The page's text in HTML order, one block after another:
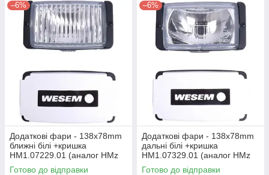
–6%
Додаткові фари - 138х78mm
ближні білі +кришка
HM1.07229.01 (аналог НМz
080.31) "WESEM" (1шт./уп.)
Готово до відправки
–6%
Додаткові фари - 138х78mm
дальні білі +кришка
HM1.07329.01 (аналог HMz
081.31) "WESEM" (1шт./уп.)
Готово до відправки